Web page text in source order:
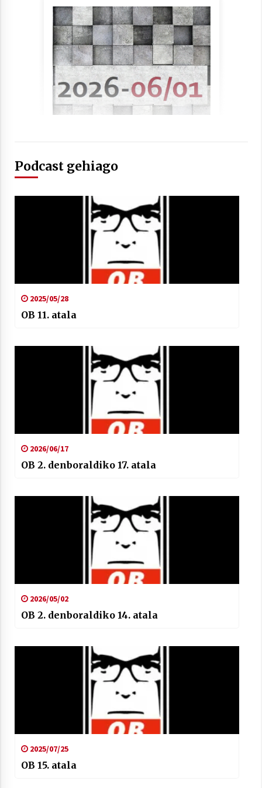
Berria egunkarian elkarrizketa
Arrosaren 20 urteez
2021/07/06
Hala Bedi irratiko Hizpidea saioan
Zebrabidearen denboraldi amaiera
EHZtik
2021/07/01
Telebistaren eskutik
2021/06/30
Podcast gehiago
2025/05/28
OB 11. atala
2026/06/17
OB 2. denboraldiko 17. atala
2026/05/02
OB 2. denboraldiko 14. atala
2025/07/25
OB 15. atala